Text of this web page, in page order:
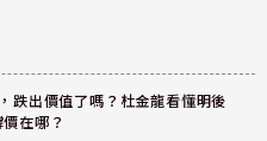
跌出價值了嗎？杜金龍看懂明後
在哪？